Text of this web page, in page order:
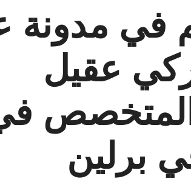
في مدونة
عقيل
برلين